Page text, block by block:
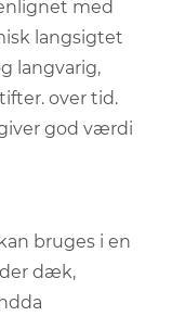
med
langsigtet
langvarig,
over tid.
god værdi
bruges i en
dæk,